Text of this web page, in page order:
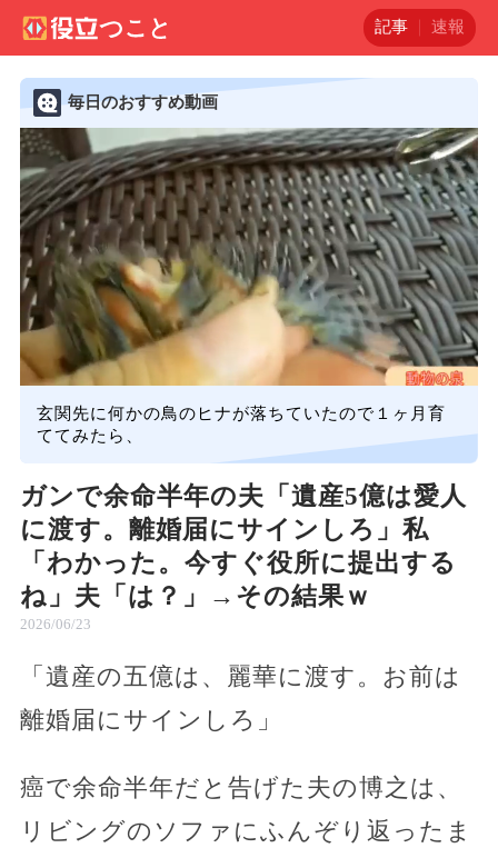
記事 速報
毎日のおすすめ動画
玄関先に何かの鳥のヒナが落ちていたので１ヶ月育
ててみたら、
ガンで余命半年の夫「遺産5億は愛人
に渡す。離婚届にサインしろ」私
「わかった。今すぐ役所に提出する
ね」夫「は？」→その結果ｗ
2026/06/23
「遺産の五億は、麗華に渡す。お前は
離婚届にサインしろ」
癌で余命半年だと告げた夫の博之は、
リビングのソファにふんぞり返ったま